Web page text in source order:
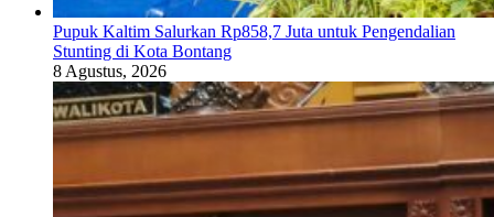
Pupuk Kaltim Salurkan Rp858,7 Juta untuk Pengendalian
Stunting di Kota Bontang
8 Agustus, 2026